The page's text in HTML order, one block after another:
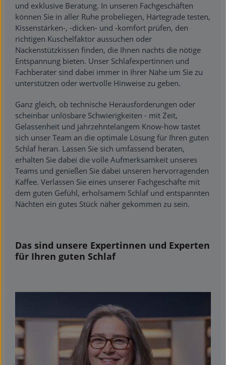
und exklusive Beratung. In unseren Fachgeschäften
können Sie in aller Ruhe probeliegen, Härtegrade testen,
Kissenstärken-, -dicken- und -komfort prüfen, den
richtigen Kuschelfaktor aussuchen oder
Nackenstützkissen finden, die Ihnen nachts die nötige
Entspannung bieten. Unser Schlafexpertinnen und
Fachberater sind dabei immer in Ihrer Nähe um Sie zu
unterstützen oder wertvolle Hinweise zu geben.
Ganz gleich, ob technische Herausforderungen oder
scheinbar unlösbare Schwierigkeiten - mit Zeit,
Gelassenheit und jahrzehntelangem Know-how tastet
sich unser Team an die optimale Lösung für Ihren guten
Schlaf heran. Lassen Sie sich umfassend beraten,
erhalten Sie dabei die volle Aufmerksamkeit unseres
Teams und genießen Sie dabei unseren hervorragenden
Kaffee. Verlassen Sie eines unserer Fachgeschäfte mit
dem guten Gefühl, erholsamem Schlaf und entspannten
Nächten ein gutes Stück näher gekommen zu sein.
Das sind unsere Expertinnen und Experten
für Ihren guten Schlaf